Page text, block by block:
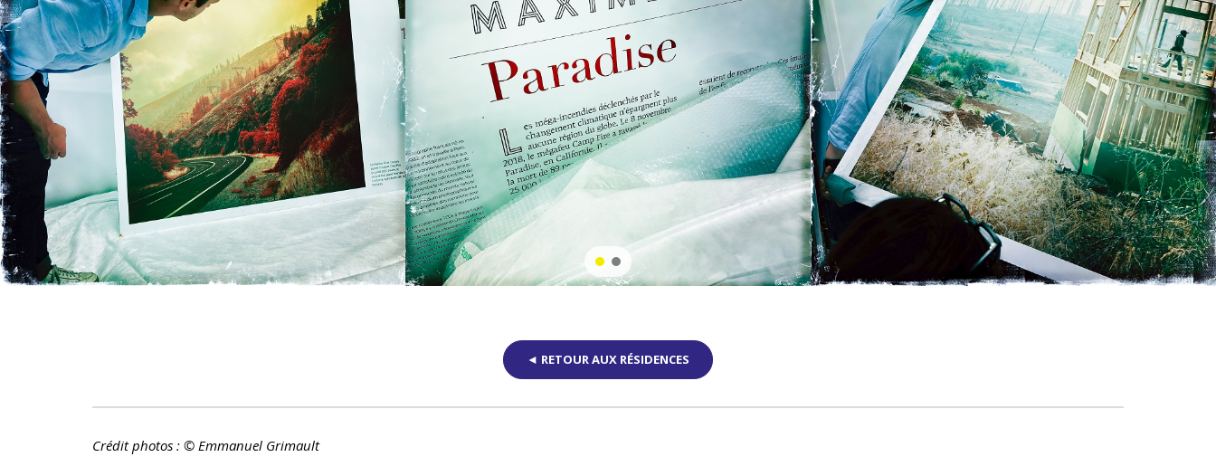
◄ RETOUR AUX RÉSIDENCES
Crédit photos : © Emmanuel Grimault